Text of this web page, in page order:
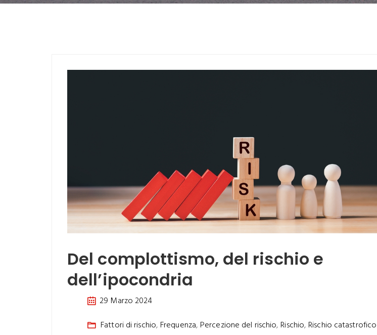
Del complottismo, del rischio e
dell’ipocondria
29 Marzo 2024
Fattori di rischio,Frequenza,Percezione del rischio, Rischio,Rischio catastrofico